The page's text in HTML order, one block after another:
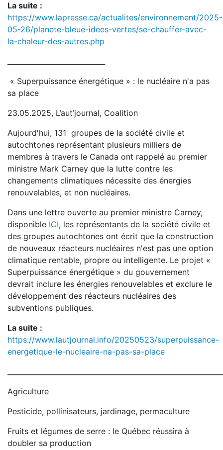
La suite :
https://www.lapresse.ca/actualites/environnement/2025-
05-26/planete-bleue-idees-vertes/se-chauffer-avec-
la-chaleur-des-autres.php
« Superpuissance énergétique » : le nucléaire n'a pas
sa place
23.05.2025, L’aut’journal, Coalition
Aujourd'hui, 131 groupes de la société civile et
autochtones représentant plusieurs milliers de
membres à travers le Canada ont rappelé au premier
ministre Mark Carney que la lutte contre les
changements climatiques nécessite des énergies
renouvelables, et non nucléaires.
Dans une lettre ouverte au premier ministre Carney,
disponible ICI, les représentants de la société civile et
des groupes autochtones ont écrit que la construction
de nouveaux réacteurs nucléaires n'est pas une option
climatique rentable, propre ou intelligente. Le projet «
Superpuissance énergétique » du gouvernement
devrait inclure les énergies renouvelables et exclure le
développement des réacteurs nucléaires des
subventions publiques.
La suite :
https://www.lautjournal.info/20250523/superpuissance-
energetique-le-nucleaire-na-pas-sa-place
Agriculture
Pesticide, pollinisateurs, jardinage, permaculture
Fruits et légumes de serre : le Québec réussira à
doubler sa production